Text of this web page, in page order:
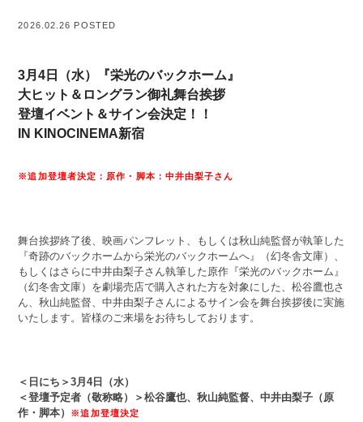
2026.02.26 POSTED
3月4日（水）『栄光のバックホーム』
大ヒット＆ロングラン御礼舞台挨拶
登壇イベント＆サイン会決定！！
IN KINOCINEMA新宿
※追加登壇者決定：原作・脚本：中井由梨子さん
舞台挨拶終了後、映画パンフレット、もしくは秋山純監督が執筆した
『奇跡のバックホームから栄光のバックホームへ』（幻冬舎文庫）、
もしくはさらに中井由梨子さん執筆した原作『栄光のバックホーム』
（幻冬舎文庫）を劇場売店で購入された方を対象にした、松谷鷹也さ
ん、秋山純監督、中井由梨子さんによるサイン会を舞台挨拶後に実施
いたします。皆様のご来場をお待ちしております。
＜日にち＞3月4日（水）
＜登壇予定者（敬称略）＞松谷鷹也、秋山純監督、中井由梨子（原
作・脚本）
※追加登壇決定